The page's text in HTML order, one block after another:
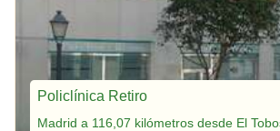
Policlínica Retiro
Madrid a 116,07 kilómetros desde El